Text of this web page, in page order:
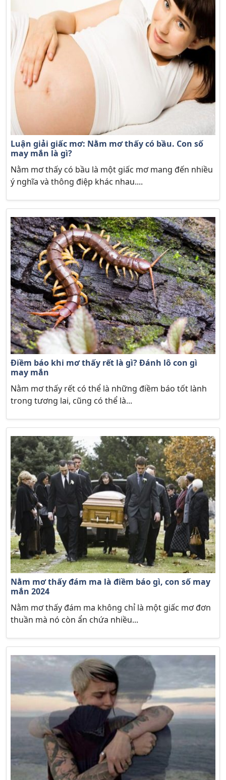
Luận giải giấc mơ: Nằm mơ thấy có bầu. Con số
may mắn là gì?
Nằm mơ thấy có bầu là một giấc mơ mang đến nhiều
ý nghĩa và thông điệp khác nhau....
Điềm báo khi mơ thấy rết là gì? Đánh lô con gì
may mắn
Nằm mơ thấy rết có thể là những điềm báo tốt lành
trong tương lai, cũng có thể là...
Nằm mơ thấy đám ma là điềm báo gì, con số may
mắn 2024
Nằm mơ thấy đám ma không chỉ là một giấc mơ đơn
thuần mà nó còn ẩn chứa nhiều...